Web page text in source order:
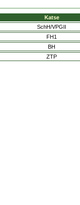
Katse
SchH/VPGII
FH1
BH
ZTP